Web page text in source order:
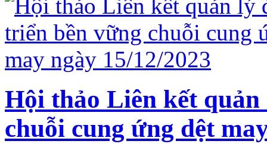
Hội thảo Liên kết
chuỗi cung ứng dệt